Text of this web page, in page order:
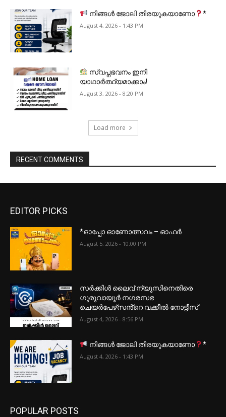
നിങ്ങൾ ജോലി തിരയുകയാണോ *
August 4, 2026 - 1:43 PM
സ്വപ്നഭവനം ഇനി
യാഥാർത്ഥ്യമാക്കാം!
August 3, 2026 - 8:20 PM
Load more
RECENT COMMENTS
EDITOR PICKS
*ഓപ്പോ ഓണോത്സവം – ഓഫർ
August 5, 2026 - 10:00 PM
സർക്കിൾ ലൈവ് ന്യൂസിനെതിരെ
ഗുരുവായൂർ നഗരസഭ
ചെയർപേഴ്‌സൻ്റെ വക്കീൽ നോട്ടീസ്
August 4, 2026 - 8:56 PM
നിങ്ങൾ ജോലി തിരയുകയാണോ *
August 4, 2026 - 1:43 PM
POPULAR POSTS